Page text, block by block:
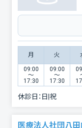
月 火
09:00
〜
17:30
09:00
〜
17:30
休診日： 日|祝
医療法人社団八